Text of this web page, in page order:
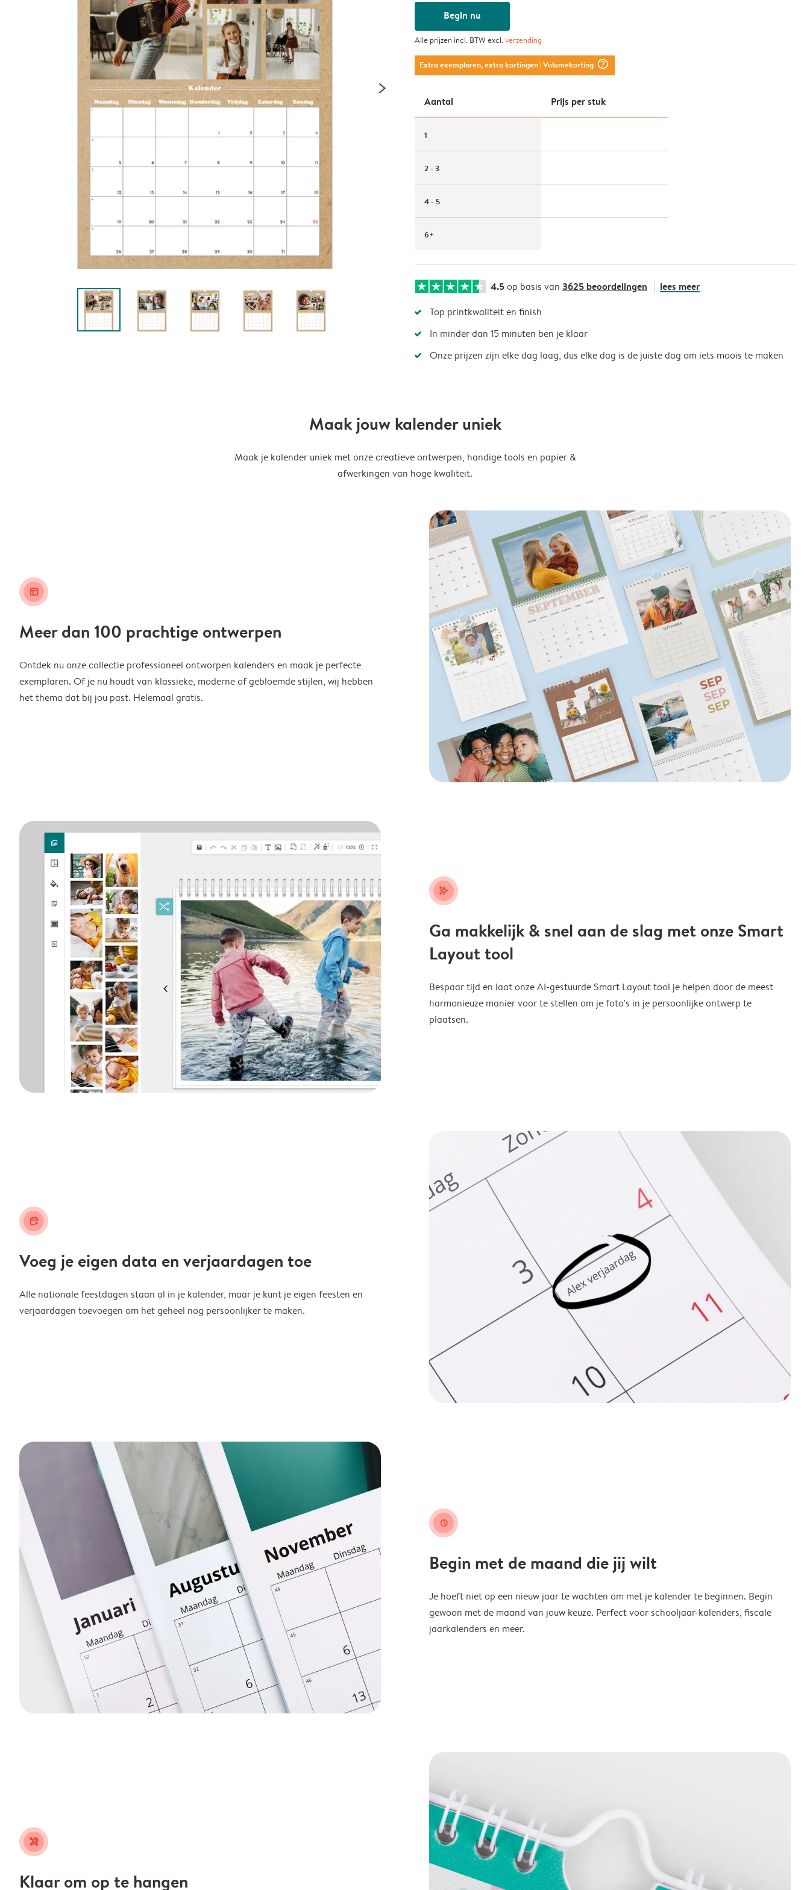
Begin nu
Alle prijzen incl. BTW excl.verzending
Extra exemplaren, extra kortingen| Volumekorting question_mark_circle
Aantal Prijs per stuk
1
2 - 3
4 - 5
6+
4.5op basis van 3625 beoordelingen lees meer
Top printkwaliteit en finish
In minder dan 15 minuten ben je klaar
Onze prijzen zijn elke dag laag, dus elke dag is de juiste dag om iets moois te maken
Maak jouw kalender uniek
Maak je kalender uniek met onze creatieve ontwerpen, handige tools en papier &
afwerkingen van hoge kwaliteit.
layout_alt
Meer dan 100 prachtige ontwerpen
Ontdek nu onze collectie professioneel ontworpen kalenders en maak je perfecte
exemplaren. Of je nu houdt van klassieke, moderne of gebloemde stijlen, wij hebben
het thema dat bij jou past. Helemaal gratis.
stars_plus
Ga makkelijk & snel aan de slag met onze Smart
Layout tool
Bespaar tijd en laat onze AI-gestuurde Smart Layout tool je helpen door de meest
harmonieuze manier voor te stellen om je foto's in je persoonlijke ontwerp te
plaatsen.
calendar_plus
Voeg je eigen data en verjaardagen toe
Alle nationale feestdagen staan al in je kalender, maar je kunt je eigen feesten en
verjaardagen toevoegen om het geheel nog persoonlijker te maken.
clock
Begin met de maand die jij wilt
Je hoeft niet op een nieuw jaar te wachten om met je kalender te beginnen. Begin
gewoon met de maand van jouw keuze. Perfect voor schooljaar-kalenders, fiscale
jaarkalenders en meer.
tools
Klaar om op te hangen